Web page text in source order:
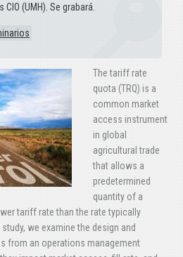
(UMH). Se grabará.
The tariff rate
quota (TRQ) is a
common market
access instrument
in global
agricultural trade
that allows a
predetermined
quantity of a
tariff rate than the rate typically
we examine the design and
from an operations management